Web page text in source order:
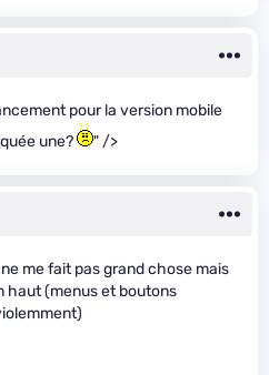
pour la version mobile
une?
" />
me fait pas grand chose mais
haut (menus et boutons